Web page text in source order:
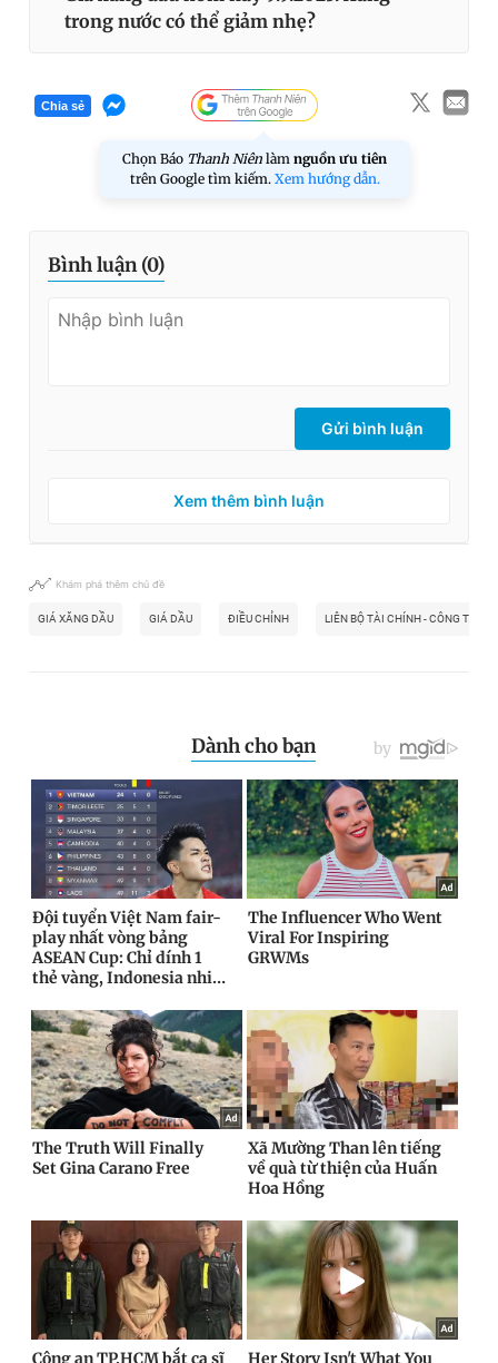
trong nước có thể giảm nhẹ?
Chia sẻ
Chọn Báo Thanh Niên làm nguồn ưu tiên
trên Google tìm kiếm. Xem hướng dẫn.
Bình luận (0)
Gửi bình luận
Xem thêm bình luận
Khám phá thêm chủ đề
GIÁ XĂNG DẦU GIÁ DẦU ĐIỀU CHỈNH LIÊN BỘ TÀI CHÍNH - CÔNG